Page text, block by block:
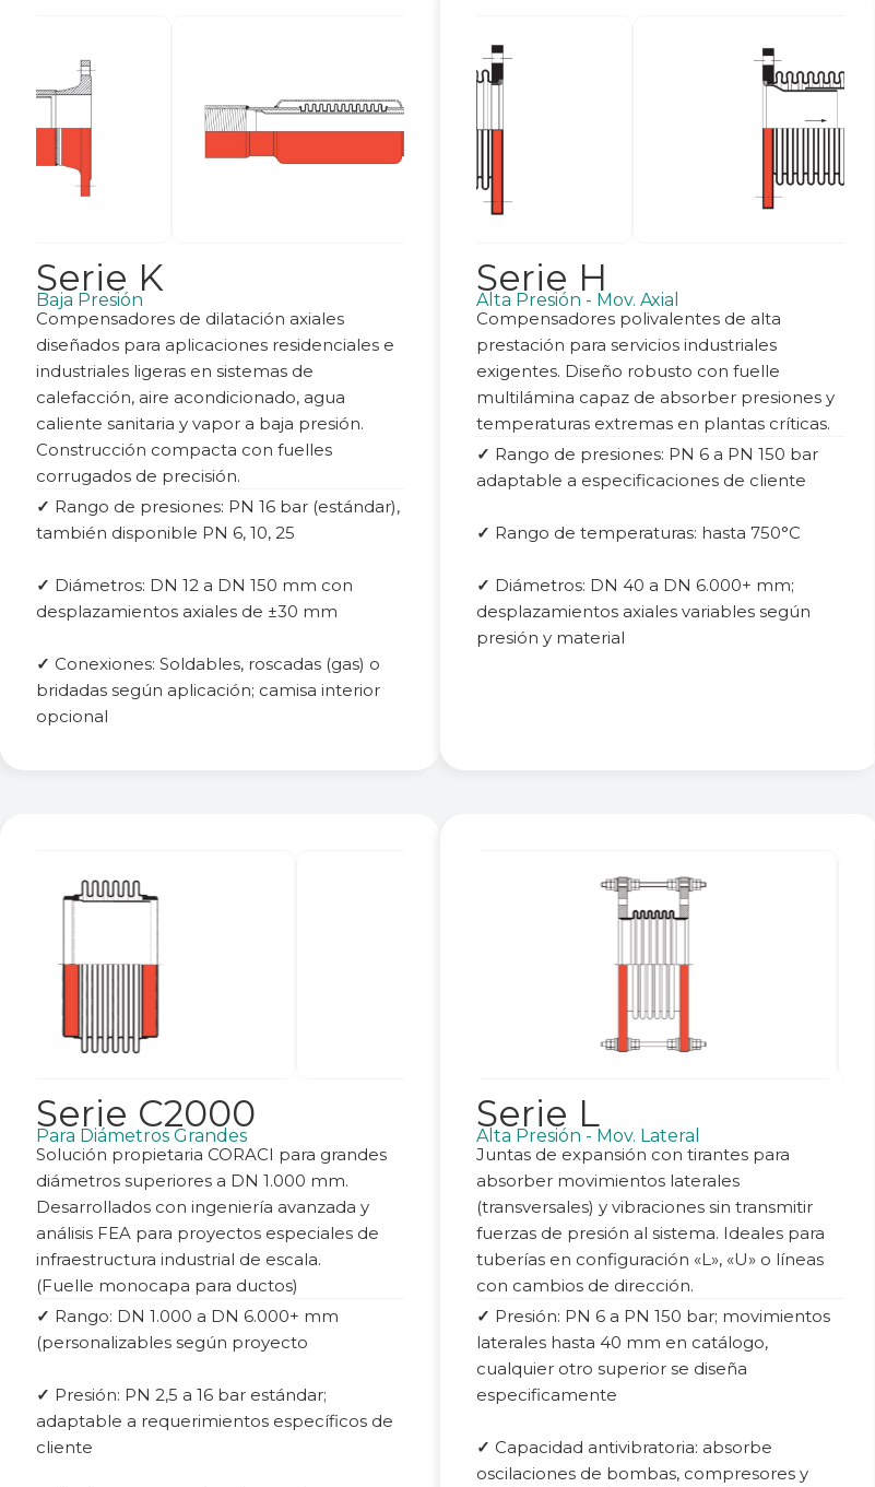
Serie K
Baja Presión
Compensadores de dilatación axiales
diseñados para aplicaciones residenciales e
industriales ligeras en sistemas de
calefacción, aire acondicionado, agua
caliente sanitaria y vapor a baja presión.
Construcción compacta con fuelles
corrugados de precisión.
✓ Rango de presiones: PN 16 bar (estándar),
también disponible PN 6, 10, 25
✓ Diámetros: DN 12 a DN 150 mm con
desplazamientos axiales de ±30 mm
✓ Conexiones: Soldables, roscadas (gas) o
bridadas según aplicación; camisa interior
opcional
Serie H
Alta Presión - Mov. Axial
Compensadores polivalentes de alta
prestación para servicios industriales
exigentes. Diseño robusto con fuelle
multilámina capaz de absorber presiones y
temperaturas extremas en plantas críticas.
✓ Rango de presiones: PN 6 a PN 150 bar
adaptable a especificaciones de cliente
✓ Rango de temperaturas: hasta 750°C
✓ Diámetros: DN 40 a DN 6.000+ mm;
desplazamientos axiales variables según
presión y material
Serie C2000
Para Diámetros Grandes
Solución propietaria CORACI para grandes
diámetros superiores a DN 1.000 mm.
Desarrollados con ingeniería avanzada y
análisis FEA para proyectos especiales de
infraestructura industrial de escala.
(Fuelle monocapa para ductos)
✓ Rango: DN 1.000 a DN 6.000+ mm
(personalizables según proyecto
✓ Presión: PN 2,5 a 16 bar estándar;
adaptable a requerimientos específicos de
cliente
Serie L
Alta Presión - Mov. Lateral
Juntas de expansión con tirantes para
absorber movimientos laterales
(transversales) y vibraciones sin transmitir
fuerzas de presión al sistema. Ideales para
tuberías en configuración «L», «U» o líneas
con cambios de dirección.
✓ Presión: PN 6 a PN 150 bar; movimientos
laterales hasta 40 mm en catálogo,
cualquier otro superior se diseña
especificamente
✓ Capacidad antivibratoria: absorbe
oscilaciones de bombas, compresores y